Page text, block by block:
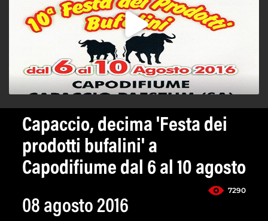
Capaccio, decima 'Festa dei
prodotti bufalini' a
Capodifiume dal 6 al 10 agosto
7290
08 agosto 2016